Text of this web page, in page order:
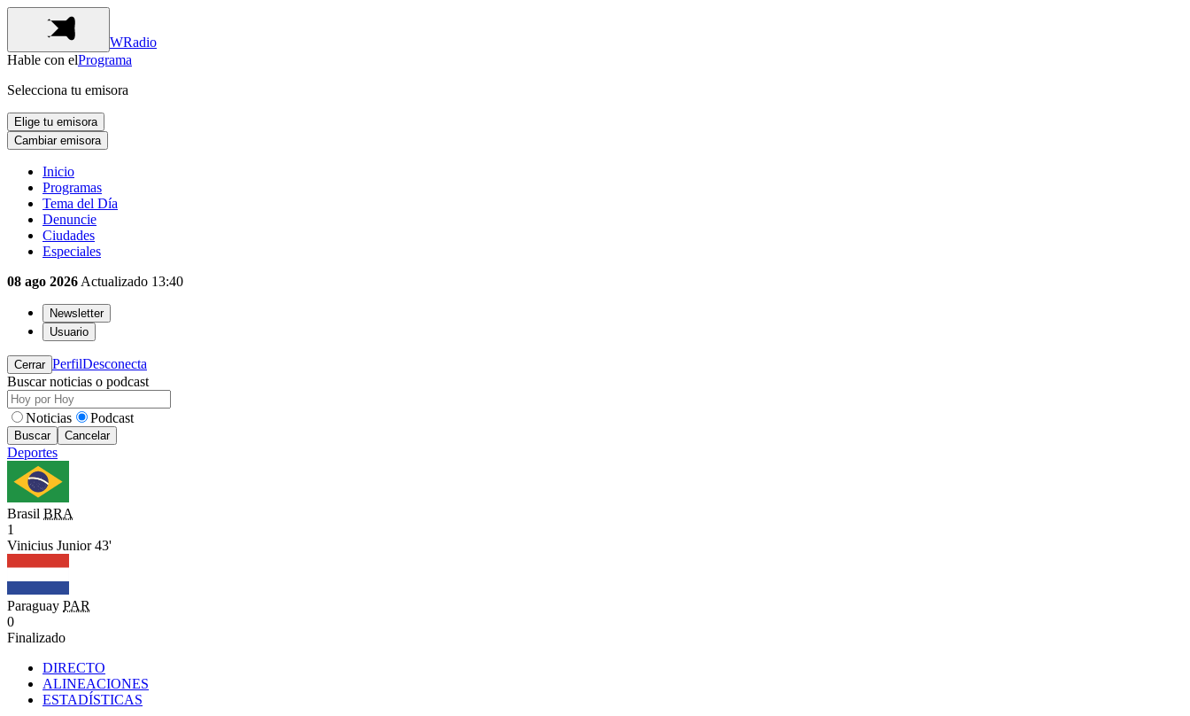
WRadio
Hable con elPrograma
Selecciona tu emisora
Elige tu emisora
Cambiar emisora
Inicio
Programas
Tema del Día
Denuncie
Ciudades
Especiales
08 ago 2026 Actualizado 13:40
Newsletter
Usuario
Cerrar PerfilDesconecta
Buscar noticias o podcast
Noticias Podcast
Buscar Cancelar
Deportes
Brasil BRA
1
Vinicius Junior 43'
Paraguay PAR
0
Finalizado
DIRECTO
ALINEACIONES
ESTADÍSTICAS